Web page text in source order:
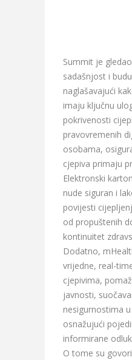
Summit je
sadašnjost i
naglašavajući
imaju ključnu
pokrivenosti
pravovremenih
osobama,
cjepiva primaju
Elektronski
nude siguran i
povijesti
od propuštenih
kontinuitet
Dodatno,
vrijedne, real-
cjepivima,
javnosti,
nesigurnostima
osnažujući
informirane
O tome su